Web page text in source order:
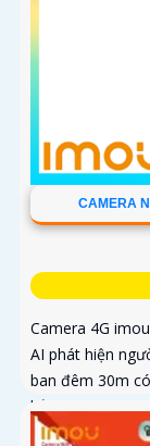
CAMERA
Camera 4G
AI phát hiện
ban đêm 30m
bảo an ninh
những khu vực